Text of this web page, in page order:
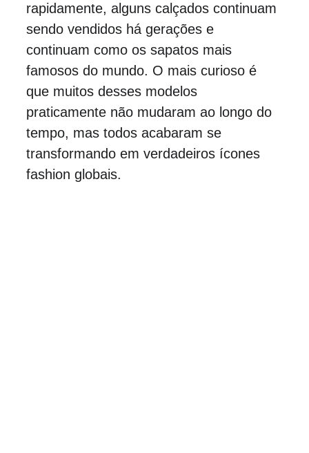
rapidamente, alguns calçados continuam
sendo vendidos há gerações e
continuam como os sapatos mais
famosos do mundo. O mais curioso é
que muitos desses modelos
praticamente não mudaram ao longo do
tempo, mas todos acabaram se
transformando em verdadeiros ícones
fashion globais.